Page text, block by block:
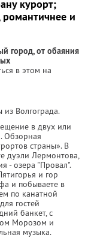
курорт;
романтичнее и
город, от обаяния
в этом на
Волгограда.
в двух или
Обзорная
страны». В
дуэли Лермонтова,
- озера "Провал".
и гор
и побываете в
по канатной
гостей
банкет, с
Морозом и
музыка.